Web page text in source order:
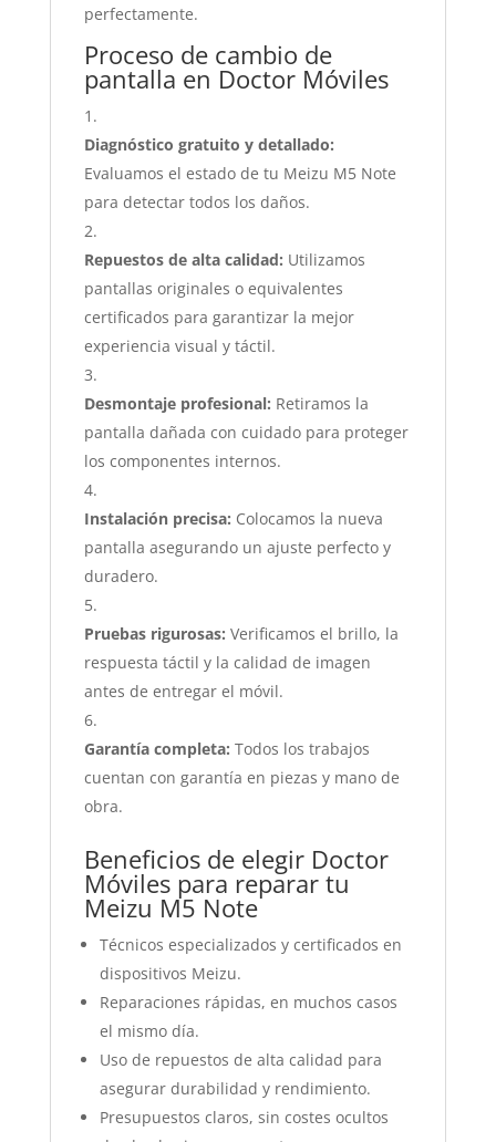
perfectamente.
Proceso de cambio de
pantalla en Doctor Móviles
Diagnóstico gratuito y detallado:
Evaluamos el estado de tu Meizu M5 Note
para detectar todos los daños.
Repuestos de alta calidad: Utilizamos
pantallas originales o equivalentes
certificados para garantizar la mejor
experiencia visual y táctil.
Desmontaje profesional: Retiramos la
pantalla dañada con cuidado para proteger
los componentes internos.
Instalación precisa: Colocamos la nueva
pantalla asegurando un ajuste perfecto y
duradero.
Pruebas rigurosas: Verificamos el brillo, la
respuesta táctil y la calidad de imagen
antes de entregar el móvil.
Garantía completa: Todos los trabajos
cuentan con garantía en piezas y mano de
obra.
Beneficios de elegir Doctor
Móviles para reparar tu
Meizu M5 Note
Técnicos especializados y certificados en
dispositivos Meizu.
Reparaciones rápidas, en muchos casos
el mismo día.
Uso de repuestos de alta calidad para
asegurar durabilidad y rendimiento.
Presupuestos claros, sin costes ocultos